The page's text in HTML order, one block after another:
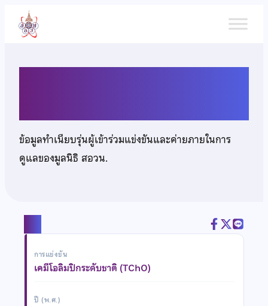
เนื้อหา
ข้อมูลทำเนียบรุ่นผู้เข้าร่วมแข่งขันและค่ายภายในการ
ดูแลของมูลนิธิ สอวน.
การแข่งขัน
เคมีโอลิมปิกระดับชาติ (TChO)
ปี (พ.ศ.)